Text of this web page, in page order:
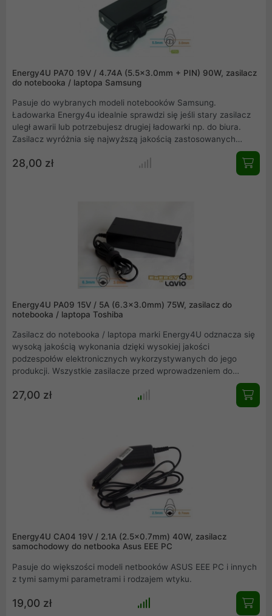
Energy4U PA70 19V / 4.74A (5.5x3.0mm + PIN) 90W, zasilacz
do notebooka / laptopa Samsung
Pasuje do wybranych modeli notebooków Samsung.
Ładowarka Energy4u idealnie sprawdzi się jeśli stary zasilacz
uległ awarii lub potrzebujesz drugiej ładowarki np. do biura.
Zasilacz wyróżnia się najwyższą jakością zastosowanych
bezpieczeństwem pracy. Idealnie dopasowany zasilacz
sprawnie naładuje Twoje urządzenie w domu, w biurze i w
28,00 zł
Energy4U PA09 15V / 5A (6.3x3.0mm) 75W, zasilacz do
notebooka / laptopa Toshiba
Zasilacz do notebooka / laptopa marki Energy4U odznacza się
wysoką jakością wykonania dzięki wysokiej jakości
podzespołów elektronicznych wykorzystywanych do jego
produkcji. Wszystkie zasilacze przed wprowadzeniem do
sprzedaży poddawane są testom wytrzymałościowym, dzięki
czemu mamy pewność, że do Klienta trafia produkt najwyższej
jakości. Ładowarka Energy4u idealnie sprawdzi się jeśli stary
komponentów, a co za tym idzie - trwałością i
27,00 zł
Energy4U CA04 19V / 2.1A (2.5x0.7mm) 40W, zasilacz
samochodowy do netbooka Asus EEE PC
Pasuje do większości modeli netbooków ASUS EEE PC i innych
z tymi samymi parametrami i rodzajem wtyku.
19,00 zł